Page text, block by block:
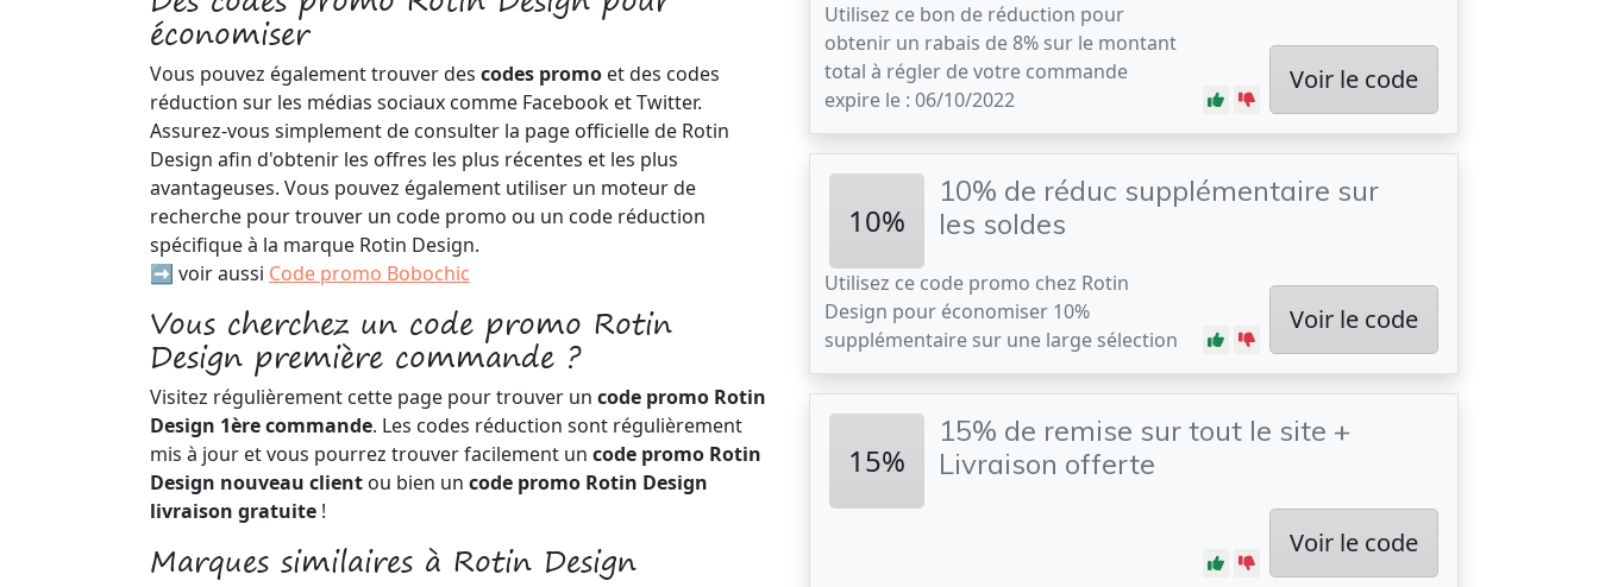
économiser
Vous pouvez également trouver des codes promo et des codes
réduction sur les médias sociaux comme Facebook et Twitter.
Assurez-vous simplement de consulter la page officielle de Rotin
Design afin d'obtenir les offres les plus récentes et les plus
avantageuses. Vous pouvez également utiliser un moteur de
recherche pour trouver un code promo ou un code réduction
spécifique à la marque Rotin Design.
➡️ voir aussi Code promo Bobochic
Vous cherchez un code promo Rotin
Design première commande ?
Visitez régulièrement cette page pour trouver un code promo Rotin
Design 1ère commande. Les codes réduction sont régulièrement
mis à jour et vous pourrez trouver facilement un code promo Rotin
Design nouveau client ou bien un code promo Rotin Design
livraison gratuite !
Marques similaires à Rotin Design
Utilisez ce bon de réduction pour
obtenir un rabais de 8% sur le montant
total à régler de votre commande
expire le : 06/10/2022
Voir le code
10%
10% de réduc supplémentaire sur
les soldes
Utilisez ce code promo chez Rotin
Design pour économiser 10%
supplémentaire sur une large sélection
Voir le code
15%
15% de remise sur tout le site +
Livraison offerte
Voir le code